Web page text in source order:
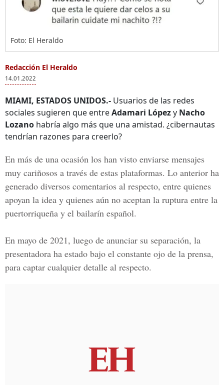
Foto: El Heraldo
Redacción El Heraldo
14.01.2022
MIAMI, ESTADOS UNIDOS.- Usuarios de las redes
sociales sugieren que entreAdamari Lópezy Nacho
Lozano habría algo más que una amistad. ¿cibernautas
tendrían razones para creerlo?
En más de una ocasión los han visto enviarse mensajes
muy cariñosos a través de estas plataformas. Lo anterior ha
generado diversos comentarios al respecto, entre quienes
apoyan la idea y quienes aún no aceptan la ruptura entre la
puertorriqueña y el bailarín español.
En mayo de 2021, luego de anunciar su separación, la
presentadora ha estado bajo el constante ojo de la prensa,
para captar cualquier detalle al respecto.